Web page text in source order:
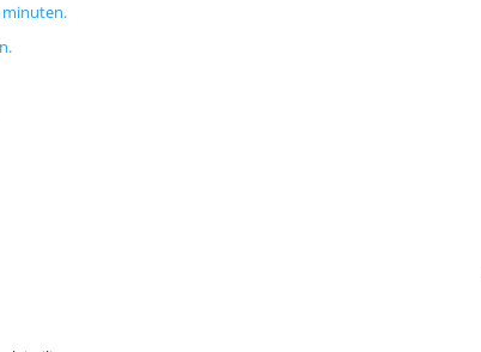
minuten.